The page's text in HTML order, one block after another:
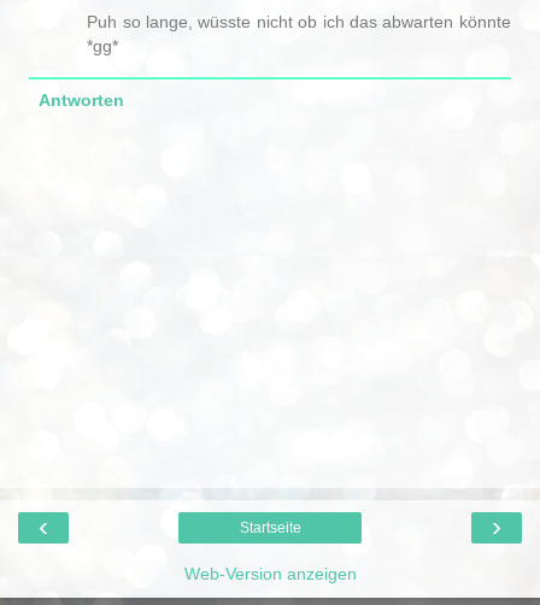
Puh so lange, wüsste nicht ob ich das abwarten könnte
*gg*
Antworten
‹ ›
Startseite
Web-Version anzeigen